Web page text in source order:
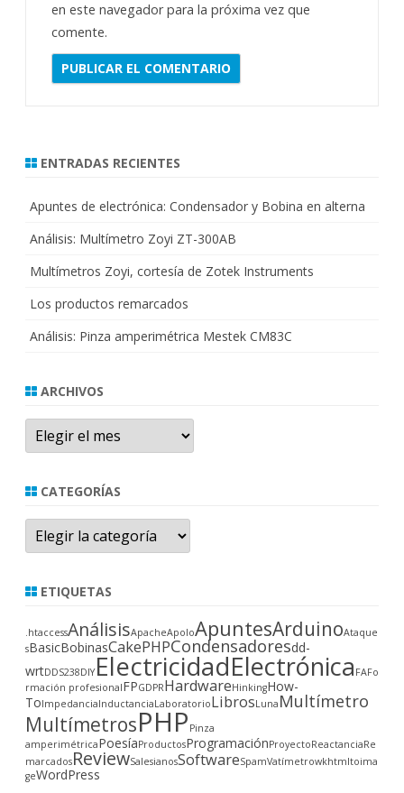
en este navegador para la próxima vez que
comente.
ENTRADAS RECIENTES
Apuntes de electrónica: Condensador y Bobina en alterna
Análisis: Multímetro Zoyi ZT-300AB
Multímetros Zoyi, cortesía de Zotek Instruments
Los productos remarcados
Análisis: Pinza amperimétrica Mestek CM83C
ARCHIVOS
Archivos
CATEGORÍAS
Categorías
ETIQUETAS
.htaccessAnálisisApacheApoloApuntesArduinoAtaque
sBasicBobinasCakePHPCondensadoresdd-
wrtDDS238DIYElectricidadElectrónica FAFo
rmación profesionalFPGDPRHardwareHinkingHow-
ToImpedanciaInductanciaLaboratorioLibrosLuna Multímetro
MultímetrosPHP Pinza
amperimétricaPoesíaProductosProgramaciónProyectoReactanciaRe
marcadosReviewSalesianosSoftwareSpamVatímetrowkhtmltoima
geWordPress